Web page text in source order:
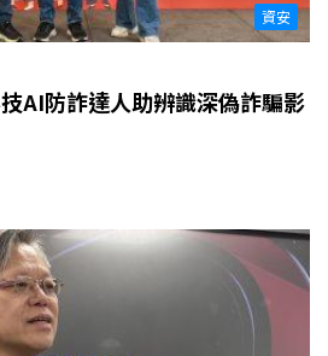
資安
AI防詐達人助辨識深偽詐騙影